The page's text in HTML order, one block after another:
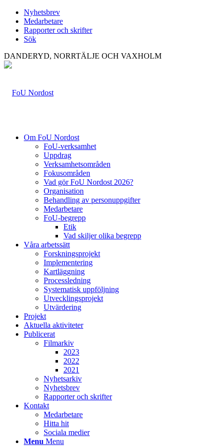
Nyhetsbrev
Medarbetare
Rapporter och skrifter
Sök
DANDERYD, NORRTÄLJE OCH VAXHOLM
Om FoU Nordost
FoU-verksamhet
Uppdrag
Verksamhetsområden
Fokusområden
Vad gör FoU Nordost 2026?
Organisation
Behandling av personuppgifter
Medarbetare
FoU-begrepp
Etik
Vad skiljer olika begrepp
Våra arbetssätt
Forskningsprojekt
Implementering
Kartläggning
Processledning
Systematisk uppföljning
Utvecklingsprojekt
Utvärdering
Projekt
Aktuella aktiviteter
Publicerat
Filmarkiv
2023
2022
2021
Nyhetsarkiv
Nyhetsbrev
Rapporter och skrifter
Kontakt
Medarbetare
Hitta hit
Sociala medier
Menu Menu